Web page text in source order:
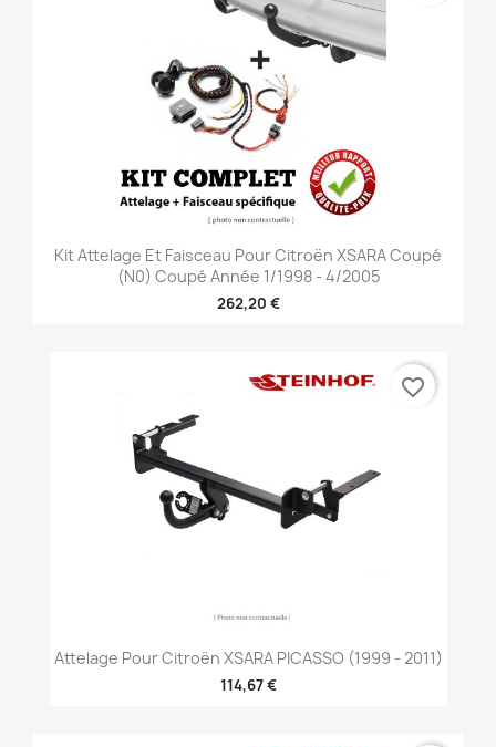
Kit Attelage Et Faisceau Pour Citroën XSARA Coupé
(N0) Coupé Année 1/1998 - 4/2005
262,20 €
Attelage Pour Citroën XSARA PICASSO (1999 - 2011)
114,67 €
favorite_border